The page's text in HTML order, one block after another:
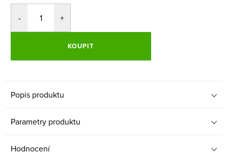
KOUPIT
Popis produktu
Parametry produktu
Hodnocení